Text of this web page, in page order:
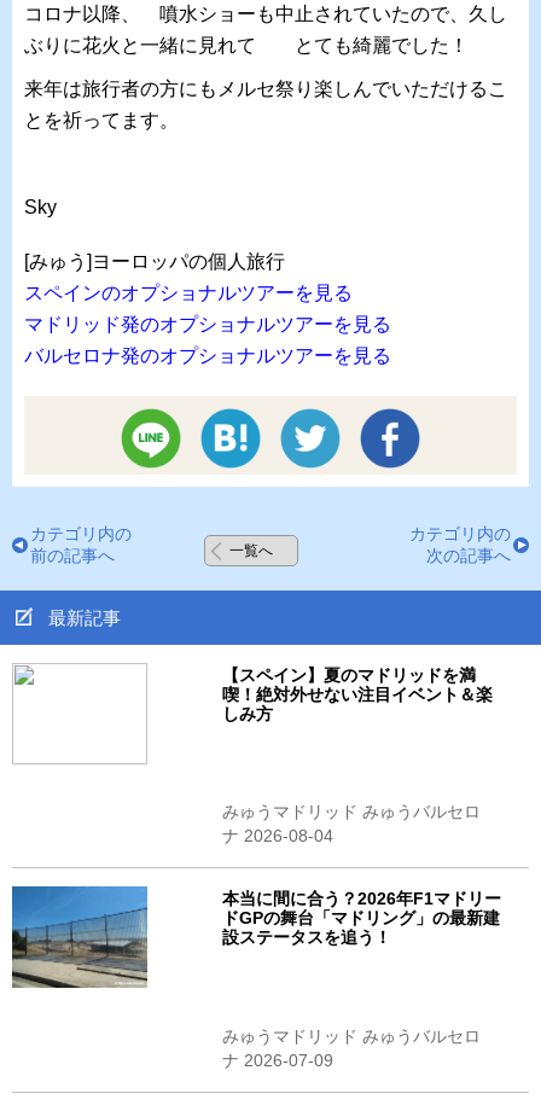
コロナ以降、 噴水ショーも中止されていたので、久し
ぶりに花火と一緒に見れて とても綺麗でした！
来年は旅行者の方にもメルセ祭り楽しんでいただけるこ
とを祈ってます。
Sky
[みゅう]ヨーロッパの個人旅行
スペインのオプショナルツアーを見る
マドリッド発のオプショナルツアーを見る
バルセロナ発のオプショナルツアーを見る
カテゴリ内の
前の記事へ
一覧へ
カテゴリ内の
次の記事へ
最新記事
【スペイン】夏のマドリッドを満
喫！絶対外せない注目イベント＆楽
しみ方
みゅうマドリッド みゅうバルセロ
ナ 2026-08-04
本当に間に合う？2026年F1マドリー
ドGPの舞台「マドリング」の最新建
設ステータスを追う！
みゅうマドリッド みゅうバルセロ
ナ 2026-07-09